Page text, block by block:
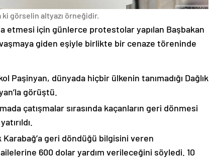
ki görselin altyazı örneğidir.
etmesi için günlerce protestolar yapılan Başbakan
giden eşiyle birlikte bir cenaze töreninde
Paşinyan, dünyada hiçbir ülkenin tanımadığı Dağlık
görüştü.
çatışmalar sırasında kaçanların geri dönmesi
geri döndüğü bilgisini veren
600 dolar yardım verileceğini söyledi. 10